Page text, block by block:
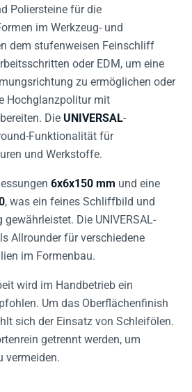
Poliersteine für die
im Werkzeug- und
dem stufenweisen Feinschliff
oder EDM, um eine
zu ermöglichen oder
Hochglanzpolitur mit
Die UNIVERSAL-
Funktionalität für
und Werkstoffe.
6x6x150 mm und eine
, was ein feines Schliffbild und
Die UNIVERSAL-
Allrounder für verschiedene
im Formenbau.
wird im Handbetrieb ein
Um das Oberflächenfinish
sich der Einsatz von Schleifölen.
getrennt werden, um
vermeiden.